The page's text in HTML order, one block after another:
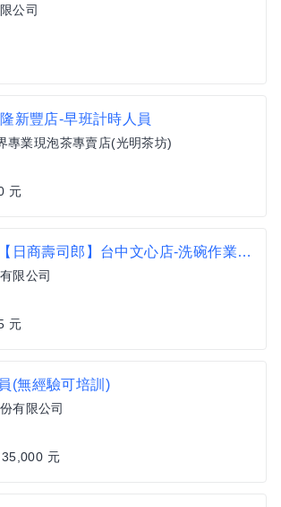
公司
新豐店-早班計時人員
專業現泡茶專賣店(光明茶坊)
元
時薪215元起/【日商壽司郎】台中文心店-洗碗作業員/歡迎二度就業/復職同仁
限公司
元
(無經驗可培訓)
有限公司
元